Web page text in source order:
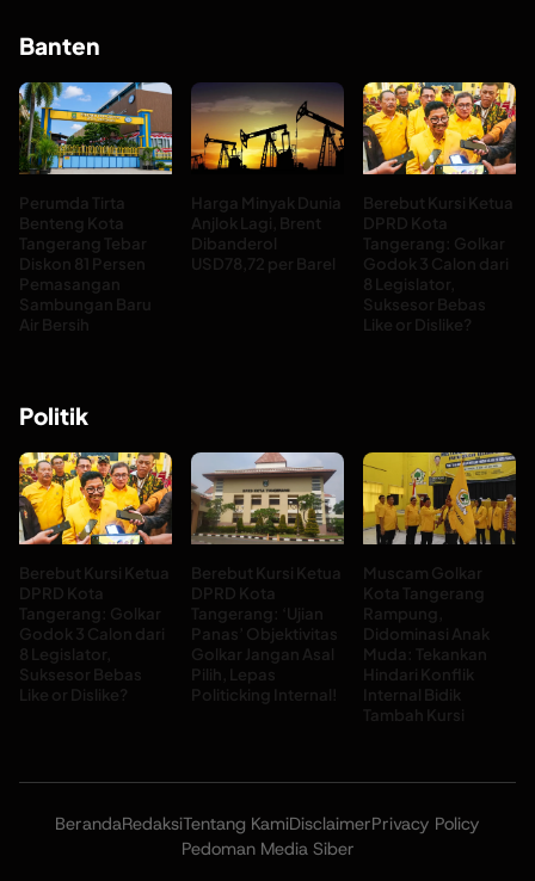
Banten
Perumda Tirta
Benteng Kota
Tangerang Tebar
Diskon 81 Persen
Pemasangan
Sambungan Baru
Air Bersih
Harga Minyak Dunia
Anjlok Lagi, Brent
Dibanderol
USD78,72 per Barel
Berebut Kursi Ketua
DPRD Kota
Tangerang: Golkar
Godok 3 Calon dari
8 Legislator,
Suksesor Bebas
Like or Dislike?
Politik
Berebut Kursi Ketua
DPRD Kota
Tangerang: Golkar
Godok 3 Calon dari
8 Legislator,
Suksesor Bebas
Like or Dislike?
Berebut Kursi Ketua
DPRD Kota
Tangerang: ‘Ujian
Panas’ Objektivitas
Golkar Jangan Asal
Pilih, Lepas
Politicking Internal!
Muscam Golkar
Kota Tangerang
Rampung,
Didominasi Anak
Muda: Tekankan
Hindari Konflik
Internal Bidik
Tambah Kursi
BerandaRedaksiTentang KamiDisclaimerPrivacy Policy
Pedoman Media Siber